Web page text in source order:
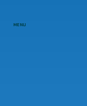
MENU